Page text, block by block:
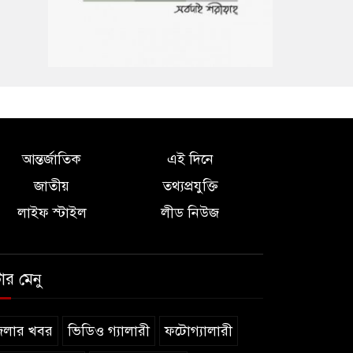
আন্তর্জাতিক
এই দিনে
জাতীয়
তথ্যপ্রযুক্তি
লাইফ স্টাইল
লীড নিউজ
মেনু
খবর ভিডিও গ্যালারী ফটোগ্যালারী